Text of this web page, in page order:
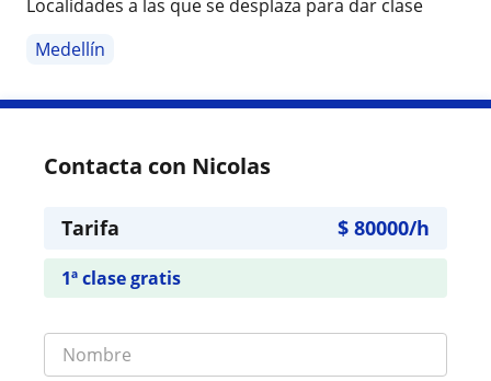
Localidades a las que se desplaza para dar clase
Medellín
Contacta con Nicolas
Tarifa $ 80000/h
1ª clase gratis